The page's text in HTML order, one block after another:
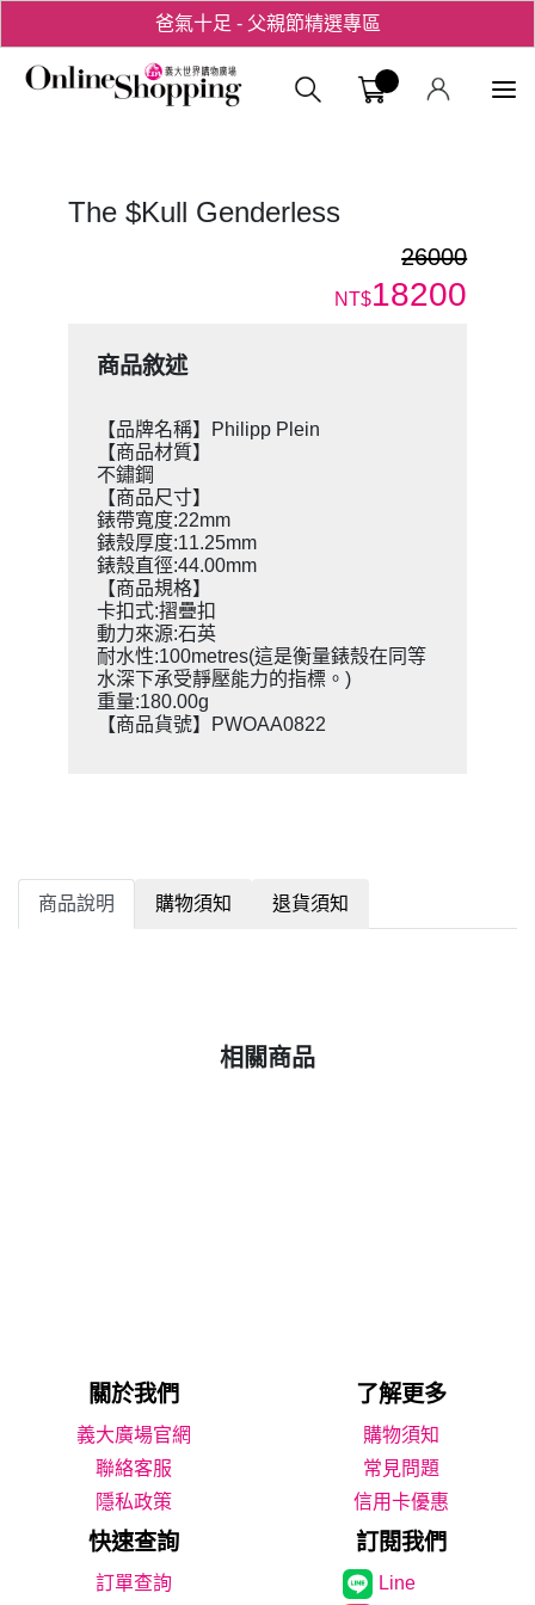
爸氣十足 - 父親節精選專區
用心愛你！七夕星選禮遇！義大購物
The $Kull Genderless
26000
NT$18200
商品敘述
【品牌名稱】Philipp Plein
【商品材質】
不鏽鋼
【商品尺寸】
錶帶寬度:22mm
錶殼厚度:11.25mm
錶殼直徑:44.00mm
【商品規格】
卡扣式:摺疊扣
動力來源:石英
耐水性:100metres(這是衡量錶殼在同等
水深下承受靜壓能力的指標。)
重量:180.00g
【商品貨號】PWOAA0822
商品說明 購物須知 退貨須知
相關商品
關於我們 了解更多
義大廣場官網
購物須知
聯絡客服
常見問題
隱私政策
信用卡優惠
快速查詢 訂閱我們
Line